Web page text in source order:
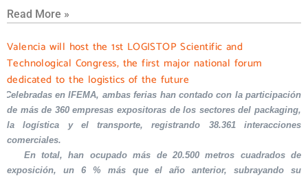
Read More »
Valencia will host the 1st LOGISTOP Scientific and
Technological Congress, the first major national forum
dedicated to the logistics of the future
Celebradas en IFEMA, ambas ferias han contado con la participación
de más de 360 empresas expositoras de los sectores del packaging,
la logística y el transporte, registrando 38.361 interacciones
comerciales.
En total, han ocupado más de 20.500 metros cuadrados de
exposición, un 6 % más que el año anterior, subrayando su